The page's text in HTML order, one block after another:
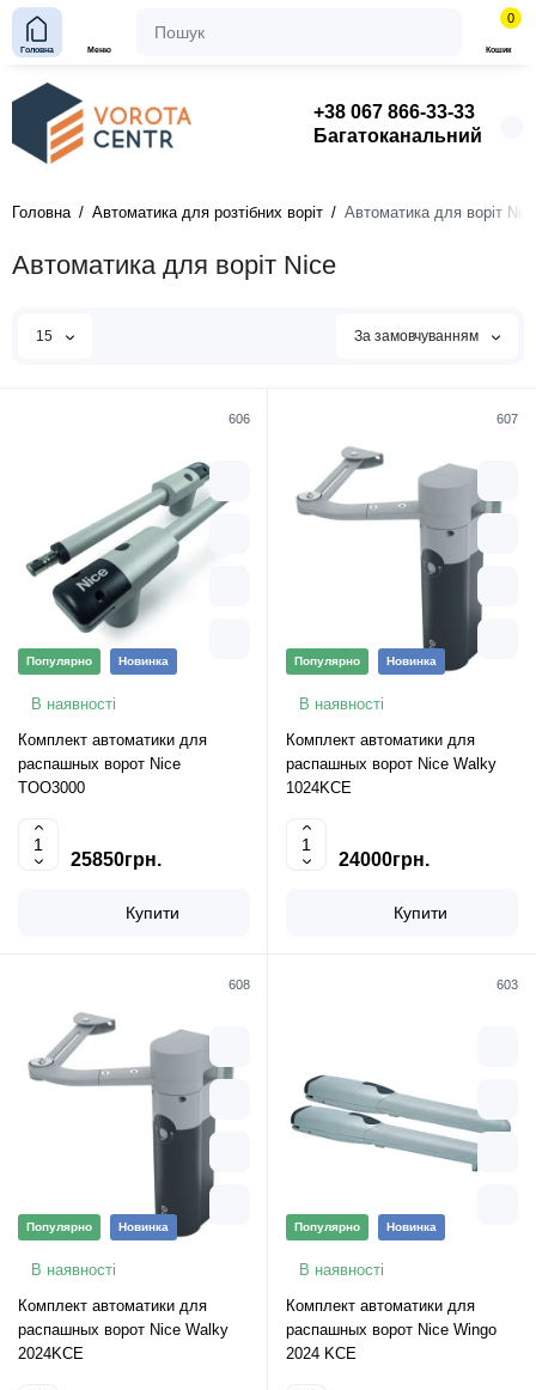
+38 067 866-33-33
Багатоканальний
Головна Меню
0
Кошик
Головна Автоматика для розтібних воріт Автоматика для воріт
Автоматика для воріт Nice
15 За замовчуванням
606
Популярно Новинка
В наявності
Комплект автоматики для
распашных ворот Nice
TOO3000
25850грн.
Купити
607
Популярно Новинка
В наявності
Комплект автоматики для
распашных ворот Nice Walky
1024KCE
24000грн.
Купити
608
Популярно Новинка
В наявності
Комплект автоматики для
распашных ворот Nice Walky
2024KCE
603
Популярно Новинка
В наявності
Комплект автоматики для
распашных ворот Nice Wingo
2024 KCE